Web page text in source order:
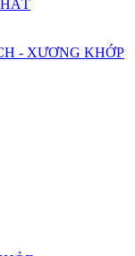
- XƯƠNG KHỚP